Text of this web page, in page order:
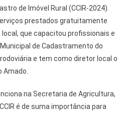
de Imóvel Rural (CCIR-2024).
prestados gratuitamente
que capacitou profissionais e
de Cadastramento do
rodoviária e tem como diretor local o
Amado.
na Secretaria de Agricultura,
é de suma importância para